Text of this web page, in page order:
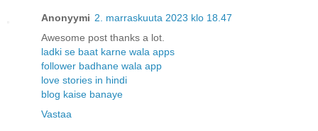
Anonyymi 2. marraskuuta 2023 klo 18.47
Awesome post thanks a lot.
ladki se baat karne wala apps
follower badhane wala app
love stories in hindi
blog kaise banaye
Vastaa